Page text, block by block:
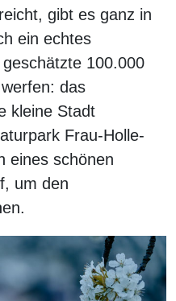
gibt es ganz in
ein echtes
100.000
das
kleine Stadt
Frau-Holle-
eines schönen
um den